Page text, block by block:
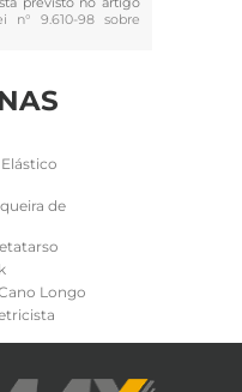
n° 9.610-98 sobre
de
Longo